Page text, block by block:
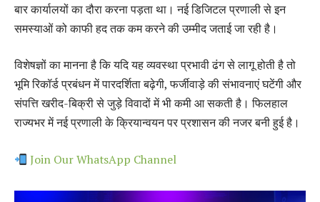
बार कार्यालयों का दौरा करना पड़ता था। नई डिजिटल प्रणाली से इन
समस्याओं को काफी हद तक कम करने की उम्मीद जताई जा रही है।
विशेषज्ञों का मानना है कि यदि यह व्यवस्था प्रभावी ढंग से लागू होती है तो
भूमि रिकॉर्ड प्रबंधन में पारदर्शिता बढ़ेगी, फर्जीवाड़े की संभावनाएं घटेंगी और
संपत्ति खरीद-बिक्री से जुड़े विवादों में भी कमी आ सकती है। फिलहाल
राज्यभर में नई प्रणाली के क्रियान्वयन पर प्रशासन की नजर बनी हुई है।
Join Our WhatsApp Channel